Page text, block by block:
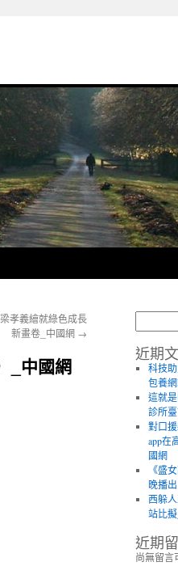
孝義繪就綠色成長
新畫卷_中國網 →
_中國網 近期
科技
包養
這就
診所
對口
app在
國網
《盛
晚播
西躲
站比
近期
尚無留言